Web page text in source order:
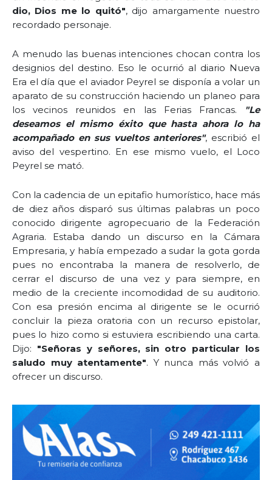
dio, Dios me lo quitó", dijo amargamente nuestro
recordado personaje.
A menudo las buenas intenciones chocan contra los
designios del destino. Eso le ocurrió al diario Nueva
Era el día que el aviador Peyrel se disponía a volar un
aparato de su construcción haciendo un planeo para
los vecinos reunidos en las Ferias Francas.
"Le
deseamos el mismo éxito que hasta ahora lo ha
acompañado en sus vueltos anteriores", escribió el
aviso del vespertino. En ese mismo vuelo, el Loco
Peyrel se mató.
Con la cadencia de un epitafio humorístico, hace más
de diez años disparó sus últimas palabras un poco
conocido dirigente agropecuario de la Federación
Agraria. Estaba dando un discurso en la Cámara
Empresaria, y había empezado a sudar la gota gorda
pues no encontraba la manera de resolverlo, de
cerrar el discurso de una vez y para siempre, en
medio de la creciente incomodidad de su auditorio.
Con esa presión encima al dirigente se le ocurrió
concluir la pieza oratoria con un recurso epistolar,
pues lo hizo como si estuviera escribiendo una carta.
Dijo: "Señoras y señores, sin otro particular los
saludo muy atentamente". Y nunca más volvió a
ofrecer un discurso.